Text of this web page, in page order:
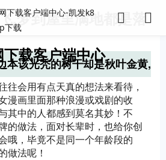
下载客户端中心-凯发k8
下载,梦到屋里满地都是落
载客户端中心
本该光秃的树干却是秋叶金黄,
么意思啊
往会用有点天真的想法来看待，
漫画里面那种浪漫或戏剧的收
其中的人都感到莫名其妙！不
的做法，面对长辈时，也给你创
哦，毕竟不是同一个年龄段的
做法呢！